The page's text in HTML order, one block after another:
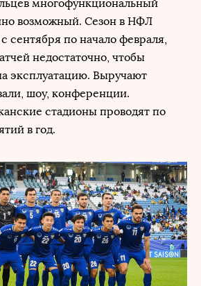
многофункциональный
возможный. Сезон в НФЛ
сентября по начало февраля,
недостаточно, чтобы
эксплуатацию. Выручают
шоу, конференции.
стадионы проводят по
в год.